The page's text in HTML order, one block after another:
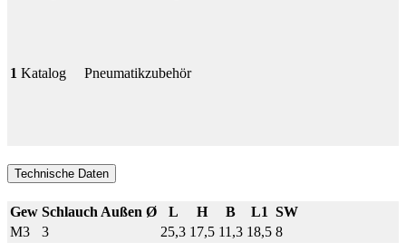
1 Katalog Pneumatikzubehör
Technische Daten
Gew Schlauch Außen Ø L H B L1 SW
M3
3 25,3 17,5 11,3 18,5 8